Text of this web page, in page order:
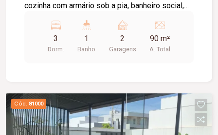
cozinha com armário sob a pia, banheiro social,
garagem para dois carros em gaveta. Uma ótima
opção para quem busca praticidade em um bairro
tranquilo e bem localizado! Agende sua visita e
3
Dorm.
1
Banho
2
Garagens
90 m²
A. Total
Cód. 81000